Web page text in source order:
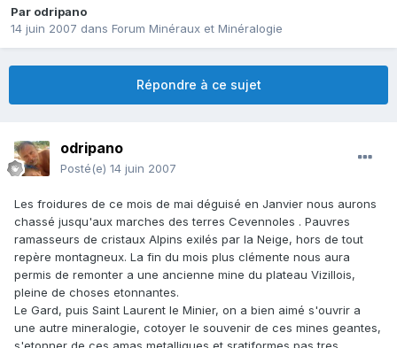
Par odripano
14 juin 2007 dans Forum Minéraux et Minéralogie
Répondre à ce sujet
odripano
Posté(e) 14 juin 2007
Les froidures de ce mois de mai déguisé en Janvier nous aurons
chassé jusqu'aux marches des terres Cevennoles . Pauvres
ramasseurs de cristaux Alpins exilés par la Neige, hors de tout
repère montagneux. La fin du mois plus clémente nous aura
permis de remonter a une ancienne mine du plateau Vizillois,
pleine de choses etonnantes.
Le Gard, puis Saint Laurent le Minier, on a bien aimé s'ouvrir a
une autre mineralogie, cotoyer le souvenir de ces mines geantes,